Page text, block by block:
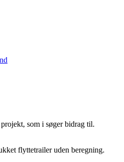
som i søger bidrag til.
flyttetrailer uden beregning.